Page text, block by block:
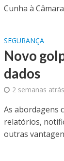
Cunha à
SEGURANÇA
Novo
dados
2 semanas atrás
As abordagens
relatórios,
outras